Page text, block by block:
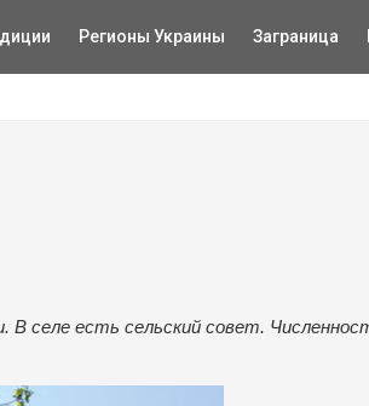
Регионы Украины Заграница
В селе есть сельский совет.